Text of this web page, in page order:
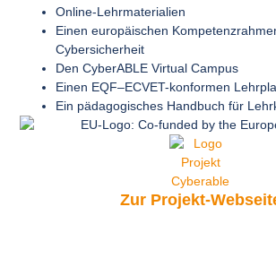
Online-Lehrmaterialien
Einen europäischen
Cybersicherheit
Den CyberABLE Virtual Campus
Einen EQF–ECVET-konformen
Ein pädagogisches Handbuch für
Zur Projekt-